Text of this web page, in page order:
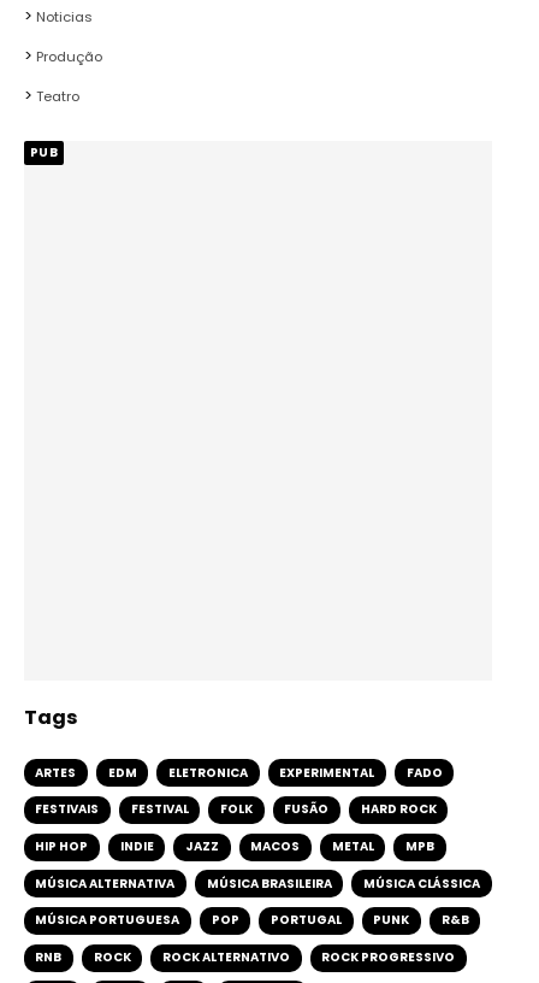
Noticias
Produção
Teatro
PUB
Tags
ARTES EDM ELETRONICA EXPERIMENTAL FADO
FESTIVAIS FESTIVAL FOLK FUSÃO HARD ROCK
HIP HOP INDIE JAZZ MACOS METAL MPB
MÚSICA ALTERNATIVA MÚSICA BRASILEIRA MÚSICA CLÁSSICA
MÚSICA PORTUGUESA POP PORTUGAL PUNK R&B
RNB ROCK ROCK ALTERNATIVO ROCK PROGRESSIVO